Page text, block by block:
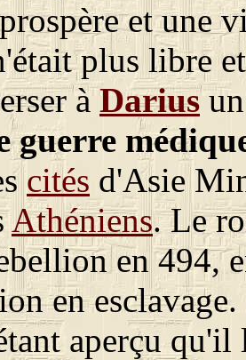
et une
plus libre
àDariusun
guerre
cités d'Asie
Athéniens. Le
en 494,
en esclavage.
aperçu qu'il